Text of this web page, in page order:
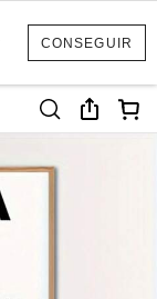
CONSEGUIR